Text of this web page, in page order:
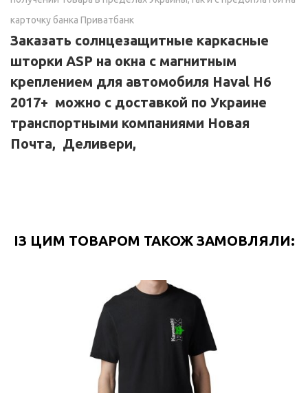
карточку банка Приватбанк
Заказать солнцезащитные каркасные
шторки ASP на окна с магнитным
креплением для автомобиля Haval H6
2017+ можно с доставкой по Украине
транспортными компаниями Новая
Почта, Деливери,
ІЗ ЦИМ ТОВАРОМ ТАКОЖ ЗАМОВЛЯЛИ: